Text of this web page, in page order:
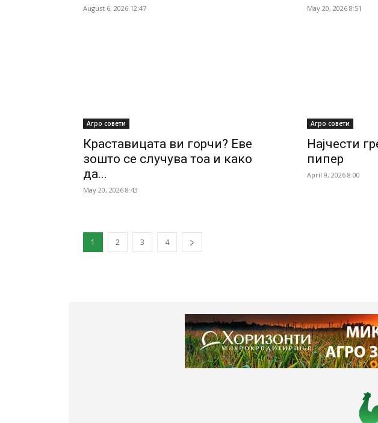
August 6, 2026 12:47 May 20, 2026 8:51
Агро совети
Краставицата ви горчи? Еве
зошто се случува тоа и како
да...
May 20, 2026 8:43
Агро совети
Најчести
пипер
April 9, 2026 8:00
1 2 3 4